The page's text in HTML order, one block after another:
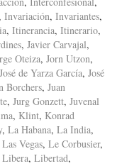
Invariación, Invariantes,
, Itinerancia, Itinerario,
, Javier Carvajal,
Oteiza, Jorn Utzon,
José de Yarza García, José
Borchers, Juan
, Jurg Gonzett, Juvenal
, Klint, Konrad
, La Habana, La India,
Las Vegas, Le Corbusier,
Libera, Libertad,